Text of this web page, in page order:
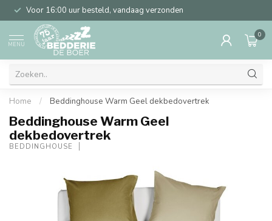
Voor 16:00 uur besteld, vandaag verzonden
MENU
0
Home / Beddinghouse Warm Geel dekbedovertrek
Beddinghouse Warm Geel
dekbedovertrek
BEDDINGHOUSE